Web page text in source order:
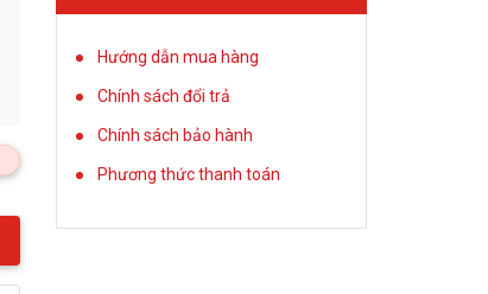
Hướng dẫn mua hàng
Chính sách đổi trả
Chính sách bảo hành
Phương thức thanh toán